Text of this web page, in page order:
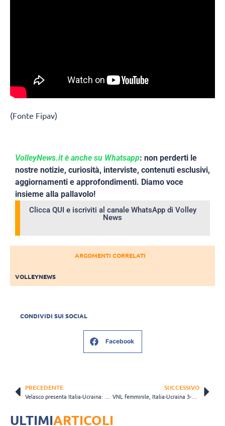
(Fonte Fipav)
VolleyNews.it è anche su Whatsapp: non perderti le
nostre notizie, curiosità, interviste, contenuti esclusivi,
aggiornamenti e approfondimenti. Diamo voce
insieme alla pallavolo!
Clicca QUI e iscriviti al canale WhatsApp di Volley
News
ARGOMENTI CORRELATI
VOLLEYNEWS
CONDIVIDI SUI SOCIAL
Facebook
PRECEDENTE SUCCESSIVO
VNL femminile, Italia-Ucraina 3-1: partita strana, a corrente alternata, ma che finale delle Azzurre!
ULTIMIARTICOLI